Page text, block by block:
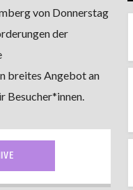
von Donnerstag
der
breites Angebot an
Besucher*innen.